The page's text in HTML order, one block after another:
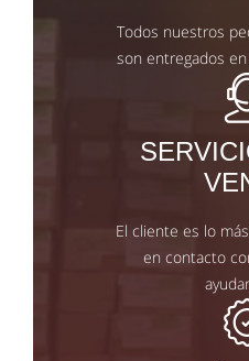
Todos nuestros
son entregados
El cliente es lo
en contacto